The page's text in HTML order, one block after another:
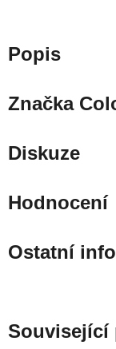
Popis
Značka
Diskuze
Hodnocení
Ostatní
Související